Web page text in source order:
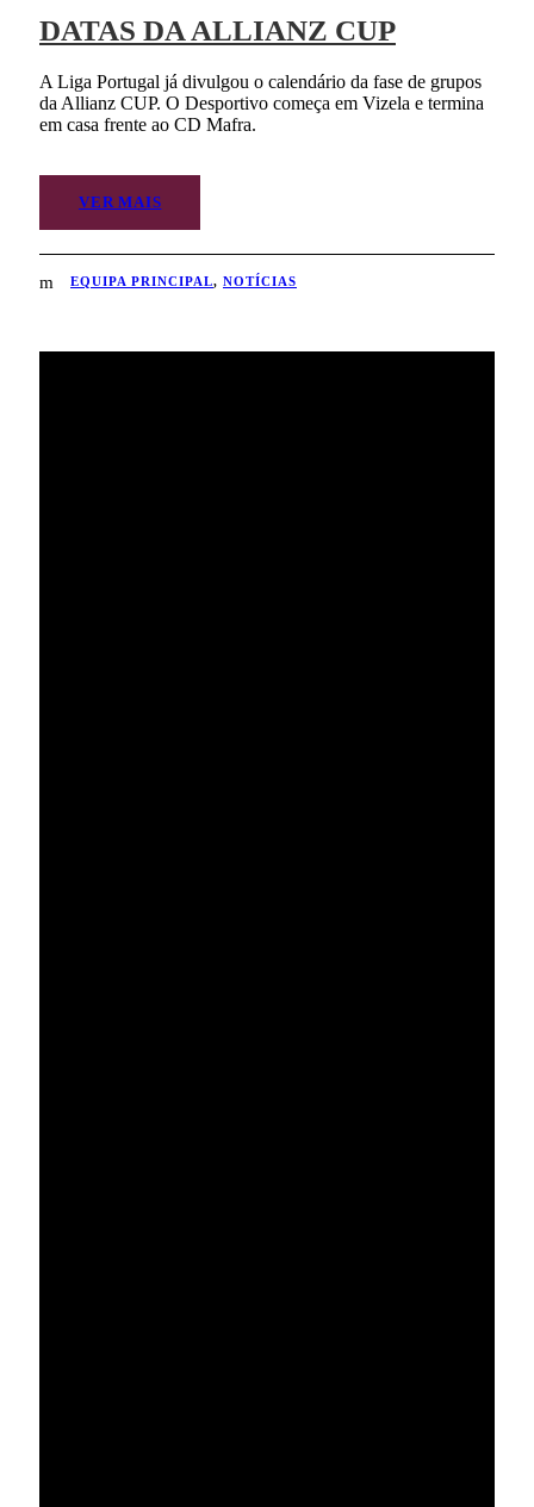
DATAS DA ALLIANZ CUP
A Liga Portugal já divulgou o calendário da fase de grupos
da Allianz CUP. O Desportivo começa em Vizela e termina
em casa frente ao CD Mafra.
VER MAIS
EQUIPA PRINCIPAL, NOTÍCIAS